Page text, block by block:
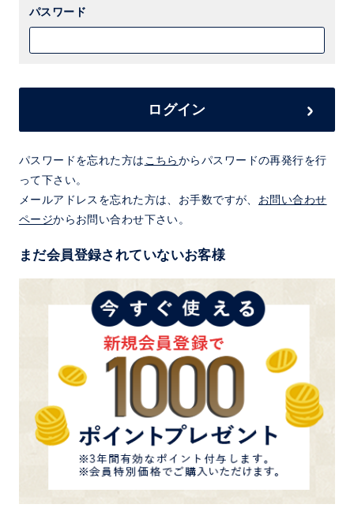
パスワード
ログイン
パスワードを忘れた方は こちらからパスワードの再発行を行
って下さい。
メールアドレスを忘れた方は、お手数ですが、 お問い合わせ
ページからお問い合わせ下さい。
まだ会員登録されていないお客様